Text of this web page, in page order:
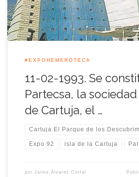
parque temático […]
#EXPOHEMEROTECA
11-02-1993. Se
Partecsa, la
de Cartuja, el …
Cartuja El Parque de los
Expo 92 isla de la Cartuja
por Jaime Álvarez Corral